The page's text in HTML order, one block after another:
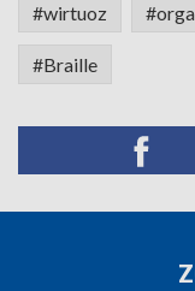
#wirtuoz
#Braille